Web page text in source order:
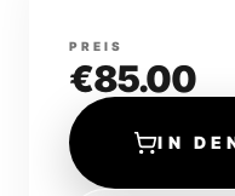
PREIS
€85.00
IN